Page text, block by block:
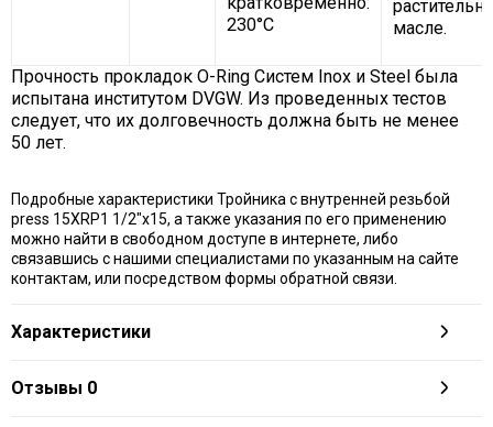
230°C
масле.
Прочность прокладок O-Ring Систем Inox и Steel была
испытана институтом DVGW. Из проведенных тестов
следует, что их долговечность должна быть не менее
50 лет.
Подробные характеристики Тройника с внутренней резьбой
press 15ХRP1 1/2"х15, а также указания по его применению
можно найти в свободном доступе в интернете, либо
связавшись с нашими специалистами по указанным на сайте
контактам, или посредством формы обратной связи.
Характеристики
Отзывы 0